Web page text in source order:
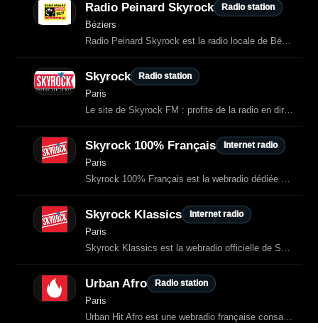
Radio Peinard Skyrock Radio station
Béziers
Radio Peinard Skyrock est la radio locale de Béziers, diffusée sur 100.0 FM.
Skyrock Radio station
Paris
Le site de Skyrock FM : profite de la radio en direct et de contenus exclusifs, retrouve tes hits préférés, émissions, et actus
Skyrock 100% Français Internet radio
Paris
Skyrock 100% Français est la webradio dédiée au rap et au RnB français.
Skyrock Klassics Internet radio
Paris
Skyrock Klassics est la webradio officielle de Skyrock dédiée aux classiques du
Urban Afro Radio station
Paris
Urban Hit Afro est une webradio française consacrée aux musiques afro